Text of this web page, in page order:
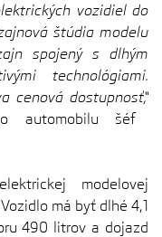
vozidiel do
štúdia modelu
spojený s dlhým
technológiami.
cenová dostupnosť,“
automobilu šéf
modelovej
má byť dlhé 4,1
490 litrov a dojazd